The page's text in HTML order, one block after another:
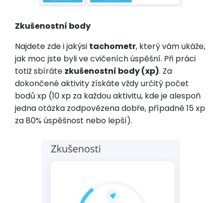
Zkušenostní body
Najdete zde i jakýsi tachometr, který vám ukáže,
jak moc jste byli ve cvičeních úspěšní. Při práci
totiž sbíráte zkušenostní body (xp). Za
dokončené aktivity získáte vždy určitý počet
bodů xp (10 xp za každou aktivitu, kde je alespoň
jedna otázka zodpovězena dobře, případně 15 xp
za 80% úspěšnost nebo lepší).